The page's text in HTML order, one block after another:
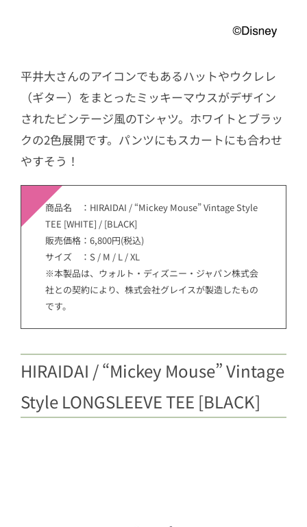
平井大さんのアイコンでもあるハットやウクレレ
（ギター）をまとったミッキーマウスがデザイン
されたビンテージ風のTシャツ。ホワイトとブラッ
クの2色展開です。パンツにもスカートにも合わせ
やすそう！
商品名 ：HIRAIDAI / “Mickey Mouse” Vintage Style
TEE [WHITE] / [BLACK]
販売価格：6,800円(税込)
サイズ ：S / M / L / XL
※本製品は、ウォルト・ディズニー・ジャパン株式会
社との契約により、株式会社グレイスが製造したもの
です。
HIRAIDAI / “Mickey Mouse” Vintage
Style LONGSLEEVE TEE [BLACK]